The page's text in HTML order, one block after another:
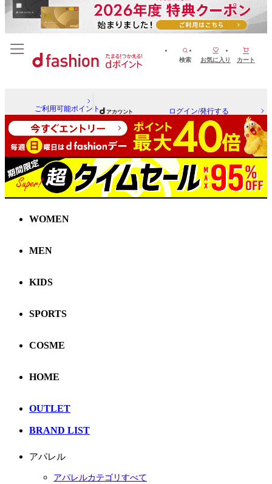
検索 お気に入り カート
ご利用可能ポイント ログイン/発行する
WOMEN
MEN
KIDS
SPORTS
COSME
HOME
OUTLET
BRAND LIST
アパレル
アパレルカテゴリすべて